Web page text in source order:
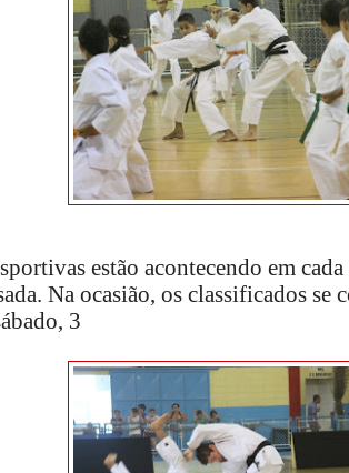
estão acontecendo em
Na ocasião, os classificados se
3